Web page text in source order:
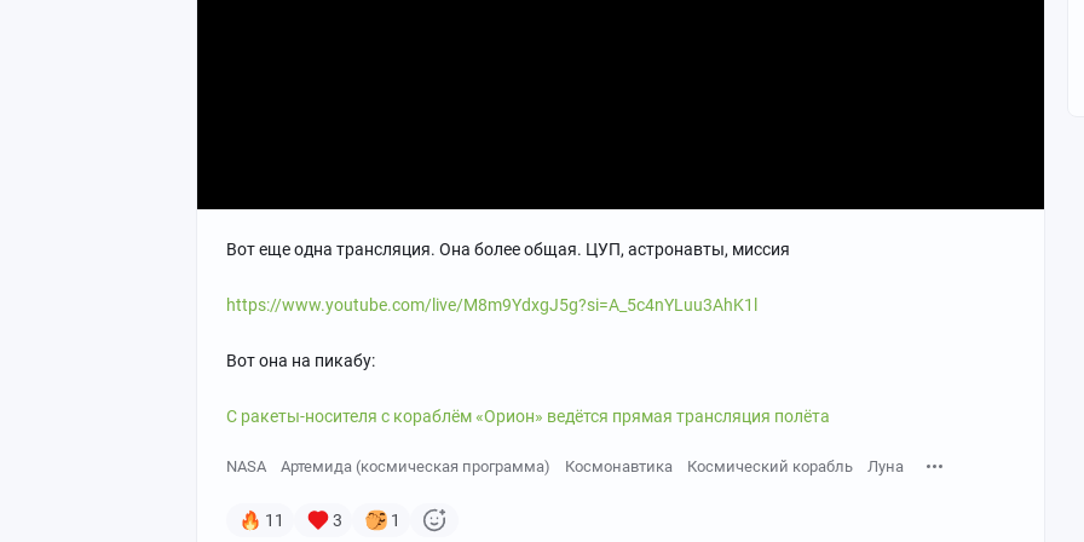
Вот еще одна трансляция. Она более общая. ЦУП, астронавты, миссия
https://www.youtube.com/live/M8m9YdxgJ5g?si=A_5c4nYLuu3AhK1l
Вот она на пикабу:
С ракеты-носителя с кораблём «Орион» ведётся прямая трансляция полёта
NASA Артемида (космическая программа) Космонавтика Космический корабль Луна
11 3 1